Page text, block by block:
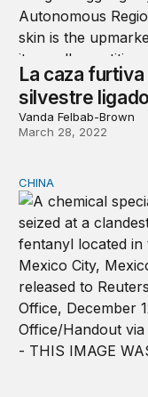
La caza
silvestre
Vanda Felbab-Brown
March 28, 2022
China y el control
CHINA